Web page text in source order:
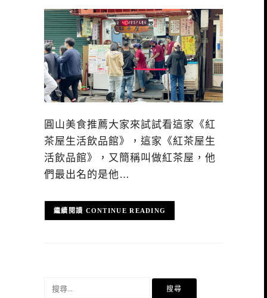
圓山美食推薦大家來試試看這家《紅
茶屋生活飲品館》，這家《紅茶屋生
活飲品館》，又簡稱叫做紅茶屋，他
們最出名的是他…
CONTINUE READING